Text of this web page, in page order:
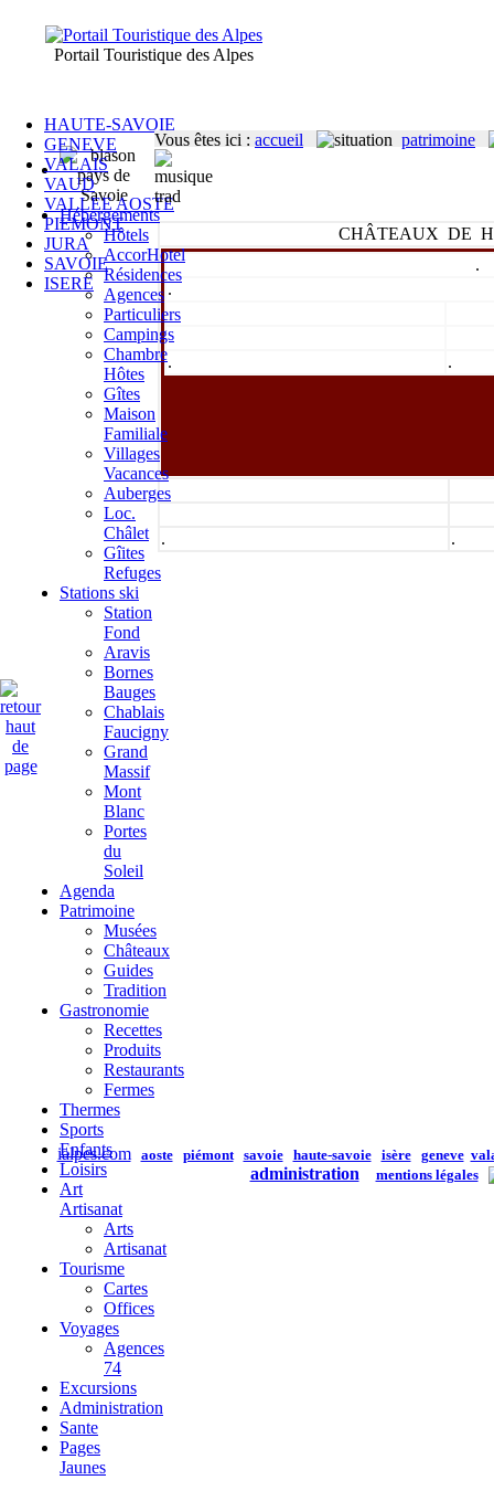
ialpes.com aoste piémont savoie haute-savoie isère geneve
administration mentions légales
Hébergements
Hôtels
AccorHotel
Résidences
Agences
Particuliers
Campings
Chambre
Hôtes
Gîtes
Maison
Familiale
Villages
Vacances
Auberges
Loc.
Châlet
Gîites
Refuges
Stations ski
Station
Fond
Aravis
Bornes
Bauges
Chablais
Faucigny
Grand
Massif
Mont
Blanc
Portes
du
Soleil
Agenda
Patrimoine
Musées
Châteaux
Guides
Tradition
Gastronomie
Recettes
Produits
Restaurants
Fermes
Thermes
Sports
Enfants
Loisirs
Art
Artisanat
Arts
Artisanat
Tourisme
Cartes
Offices
Voyages
Agences
74
Excursions
Administration
Sante
Pages
Jaunes
HAUTE-SAVOIE
GENEVE
VALAIS
VAUD
VALLEE AOSTE
PIEMONT
JURA
SAVOIE
ISERE
Portail Touristique des Alpes
CHÂTEAUX DE
.
.
. .
. .
Vous êtes ici : accueil patrimoine